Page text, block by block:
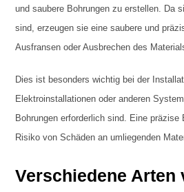
und saubere Bohrungen zu erstellen. Da
sind, erzeugen sie eine saubere und
Ausfransen oder Ausbrechen des
Dies ist besonders wichtig bei der
Elektroinstallationen oder anderen
Bohrungen erforderlich sind. Eine präzise
Risiko von Schäden an umliegenden
Verschiedene Arten